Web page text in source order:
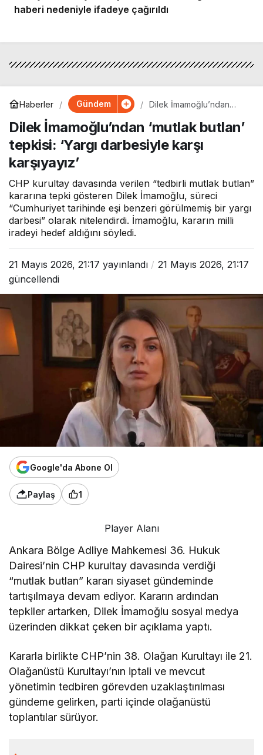
haberi nedeniyle ifadeye çağırıldı
Haberler Gündem
Dilek İmamoğlu’ndan
‘Yargı darbesiyle karşı
karşıyayız’
Dilek İmamoğlu’ndan ‘mutlak butlan’
tepkisi: ‘Yargı darbesiyle karşı
karşıyayız’
CHP kurultay davasında verilen “tedbirli mutlak butlan”
kararına tepki gösteren Dilek İmamoğlu, süreci
“Cumhuriyet tarihinde eşi benzeri görülmemiş bir yargı
darbesi” olarak nitelendirdi. İmamoğlu, kararın milli
iradeyi hedef aldığını söyledi.
21 Mayıs 2026, 21:17 yayınlandı
21 Mayıs 2026, 21:17
güncellendi
Google'da Abone Ol
Paylaş 1
Player Alanı
Ankara Bölge Adliye Mahkemesi 36. Hukuk
Dairesi’nin CHP kurultay davasında verdiği
“mutlak butlan” kararı siyaset gündeminde
tartışılmaya devam ediyor. Kararın ardından
tepkiler artarken, Dilek İmamoğlu sosyal medya
üzerinden dikkat çeken bir açıklama yaptı.
Kararla birlikte CHP’nin 38. Olağan Kurultayı ile 21.
Olağanüstü Kurultayı’nın iptali ve mevcut
yönetimin tedbiren görevden uzaklaştırılması
gündeme gelirken, parti içinde olağanüstü
toplantılar sürüyor.